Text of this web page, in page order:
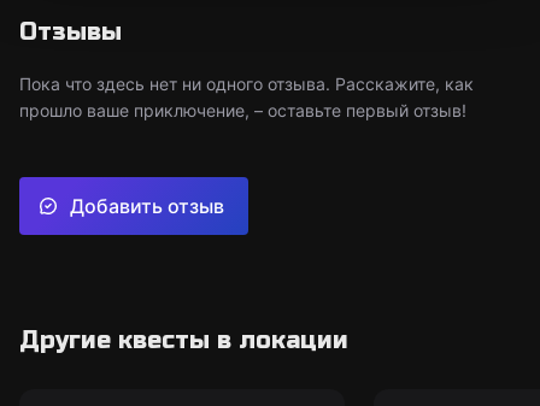
Отзывы
Пока что здесь нет ни одного отзыва. Расскажите, как
прошло ваше приключение, – оставьте первый отзыв!
Добавить отзыв
Другие квесты в локации